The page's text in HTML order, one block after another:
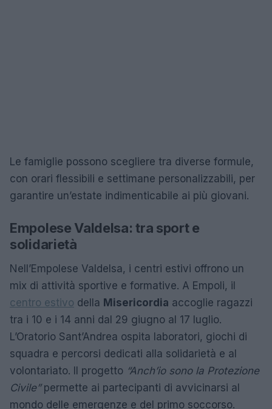
Le famiglie possono scegliere tra diverse formule,
con orari flessibili e settimane personalizzabili, per
garantire un’estate indimenticabile ai più giovani.
Empolese Valdelsa: tra sport e
solidarietà
Nell’Empolese Valdelsa, i centri estivi offrono un
mix di attività sportive e formative. A Empoli, il
centro estivo della Misericordia accoglie ragazzi
tra i 10 e i 14 anni dal 29 giugno al 17 luglio.
L’Oratorio Sant’Andrea ospita laboratori, giochi di
squadra e percorsi dedicati alla solidarietà e al
volontariato. Il progetto “Anch’io sono la Protezione
Civile”permette ai partecipanti di avvicinarsi al
mondo delle emergenze e del primo soccorso.